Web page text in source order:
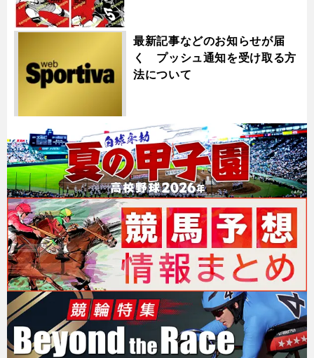
最新記事などのお知らせが届
く プッシュ通知を受け取る方
法について